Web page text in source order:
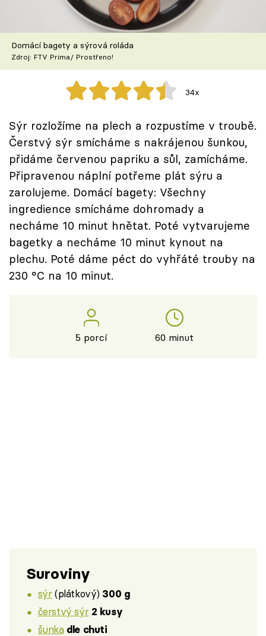
Škola vaření
Recepty z TV
Speciál: Cuketa
Těhotnej kuchař
Sledujte prima+
Přihlášení
Sledujte nás
Domácí bagety a sýrová roláda
Zdroj: FTV Prima/ Prostřeno!
34x
Sýr rozložíme na plech a rozpustíme v troubě.
Čerstvý sýr smícháme s nakrájenou šunkou,
přidáme červenou papriku a sůl, zamícháme.
Připravenou náplní potřeme plát sýru a
zarolujeme. Domácí bagety: Všechny
ingredience smícháme dohromady a
necháme 10 minut hnětat. Poté vytvarujeme
bagetky a necháme 10 minut kynout na
plechu. Poté dáme péct do vyhřáté trouby na
230 °C na 10 minut.
5 porcí 60 minut
Suroviny
sýr(plátkový) 300 g
čerstvý sýr 2 kusy
šunka dle chuti